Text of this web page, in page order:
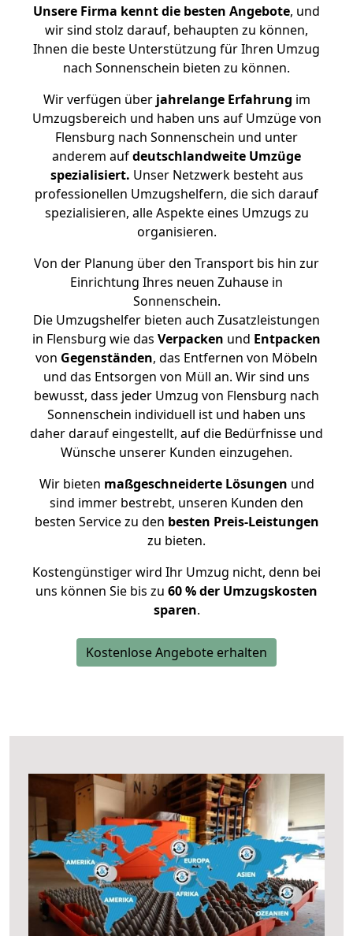
Unsere Firma kennt die besten Angebote, und
wir sind stolz darauf, behaupten zu können,
Ihnen die beste Unterstützung für Ihren Umzug
nach Sonnenschein bieten zu können.
Wir verfügen überjahrelange Erfahrung im
Umzugsbereich und haben uns auf Umzüge von
Flensburg nach Sonnenschein und unter
anderem aufdeutschlandweite Umzüge
spezialisiert. Unser Netzwerk besteht aus
professionellen Umzugshelfern, die sich darauf
spezialisieren, alle Aspekte eines Umzugs zu
organisieren.
Von der Planung über den Transport bis hin zur
Einrichtung Ihres neuen Zuhause in
Sonnenschein.
Die Umzugshelfer bieten auch Zusatzleistungen
in Flensburg wie das Verpacken und Entpacken
von Gegenständen, das Entfernen von Möbeln
und das Entsorgen von Müll an. Wir sind uns
bewusst, dass jeder Umzug von Flensburg nach
Sonnenschein individuell ist und haben uns
daher darauf eingestellt, auf die Bedürfnisse und
Wünsche unserer Kunden einzugehen.
Wir bieten maßgeschneiderte Lösungen und
sind immer bestrebt, unseren Kunden den
besten Service zu den besten Preis-Leistungen
zu bieten.
Kostengünstiger wird Ihr Umzug nicht, denn bei
uns können Sie bis zu 60 % der Umzugskosten
sparen.
Kostenlose Angebote erhalten